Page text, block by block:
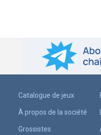
Catalogue de jeux
À propos de la société
Grossistes